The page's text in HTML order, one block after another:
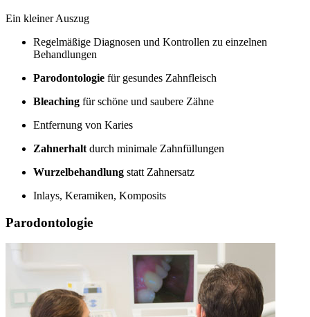
Ein kleiner Auszug
Regelmäßige Diagnosen und Kontrollen zu einzelnen
Behandlungen
Parodontologie für gesundes Zahnfleisch
Bleaching für schöne und saubere Zähne
Entfernung von Karies
Zahnerhalt durch minimale Zahnfüllungen
Wurzelbehandlung statt Zahnersatz
Inlays, Keramiken, Komposits
Parodontologie